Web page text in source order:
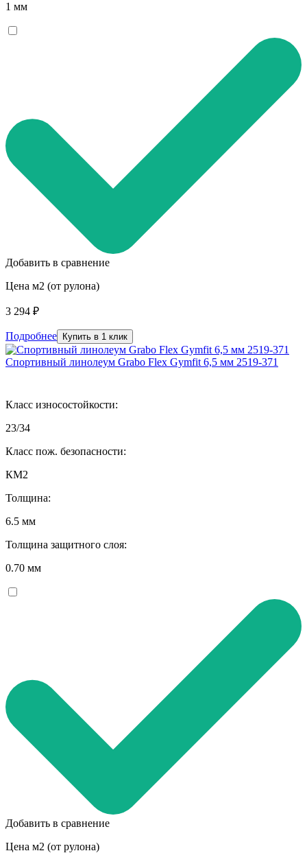
1 мм
Добавить в сравнение
Цена м2 (от рулона)
3 294 ₽
Подробнее Купить в 1 клик
Спортивный линолеум Grabo Flex Gymfit 6,5 мм 2519-371
Класс износостойкости:
23/34
Класс пож. безопасности:
КМ2
Толщина:
6.5 мм
Толщина защитного слоя:
0.70 мм
Добавить в сравнение
Цена м2 (от рулона)